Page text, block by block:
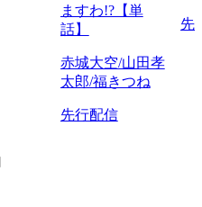
ますわ!?【単
話】
赤城大空/山田孝
太郎/福きつね
先行配信
先